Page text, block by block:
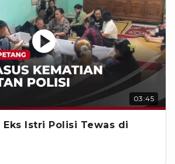
03:45
Eks Istri Polisi Tewas di